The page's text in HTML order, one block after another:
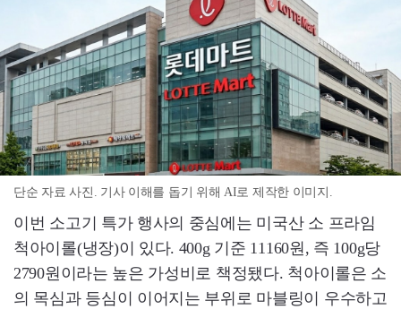
단순 자료 사진. 기사 이해를 돕기 위해 AI로 제작한 이미지.
이번 소고기 특가 행사의 중심에는 미국산 소 프라임
척아이롤(냉장)이 있다. 400g 기준 11160원, 즉 100g당
2790원이라는 높은 가성비로 책정됐다. 척아이롤은 소
의 목심과 등심이 이어지는 부위로 마블링이 우수하고